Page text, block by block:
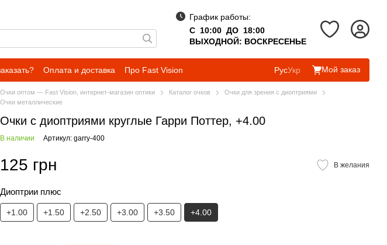
График работы:
С 10:00 ДО 18:00
ВЫХОДНОЙ: ВОСКРЕСЕНЬЕ
Оплата и доставка
Про Fast Vision
РусУкр Мой заказ
Очки оптом — Fast Vision, интернет-магазин оптики Каталог очков
Очки для зрения с диоптриями
Очки металлические
Очки с диоптриями круглые Гарри Поттер, +4.00
В наличии Артикул: garry-400
125 грн В желания
Диоптрии плюс
+1.00 +1.50 +2.50 +3.00 +3.50 +4.00